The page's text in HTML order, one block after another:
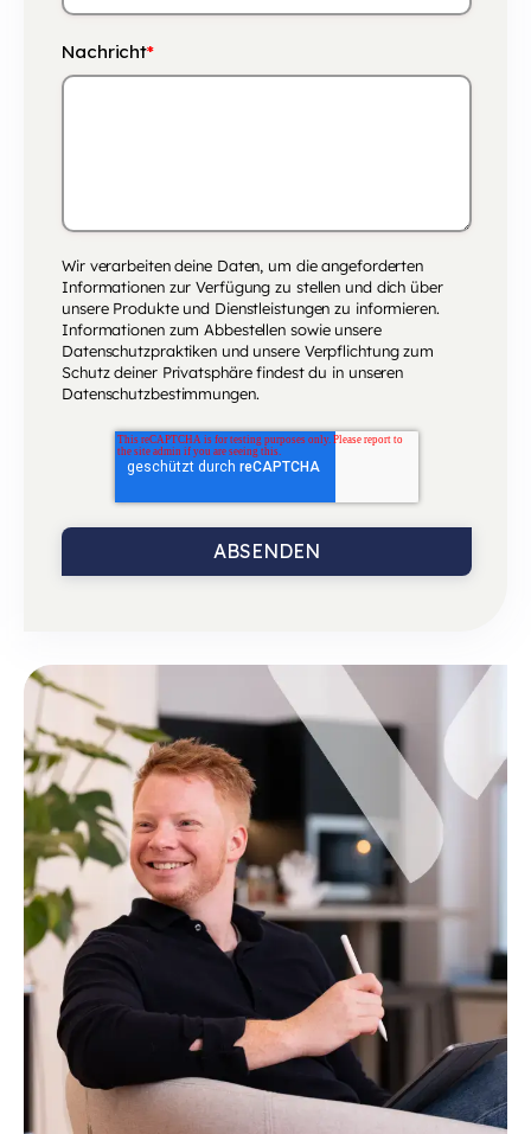
Nachricht*
Wir verarbeiten deine Daten, um die angeforderten
Informationen zur Verfügung zu stellen und dich über
unsere Produkte und Dienstleistungen zu informieren.
Informationen zum Abbestellen sowie unsere
Datenschutzpraktiken und unsere Verpflichtung zum
Schutz deiner Privatsphäre findest du in unseren
Datenschutzbestimmungen.